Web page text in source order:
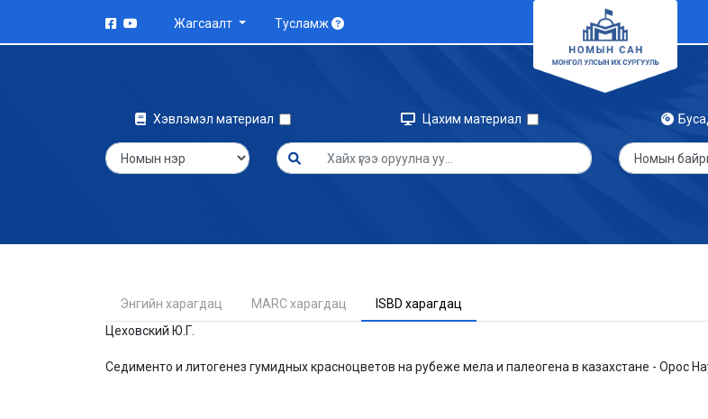
Жагсаалт Тусламж
Хэвлэмэл материал Цахим материал
Энгийн харагдац MARC харагдац
ISBD харагдац
Цеховский Ю.Г.
Седименто и литогенез гумидных красноцветов на рубеже мела и палеогена в казахстане - Орос